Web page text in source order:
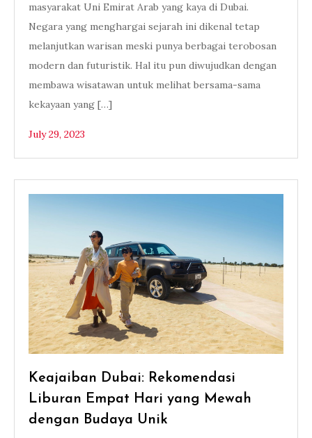
masyarakat Uni Emirat Arab yang kaya di Dubai.
Negara yang menghargai sejarah ini dikenal tetap
melanjutkan warisan meski punya berbagai terobosan
modern dan futuristik. Hal itu pun diwujudkan dengan
membawa wisatawan untuk melihat bersama-sama
kekayaan yang […]
July 29, 2023
Keajaiban Dubai: Rekomendasi
Liburan Empat Hari yang Mewah
dengan Budaya Unik